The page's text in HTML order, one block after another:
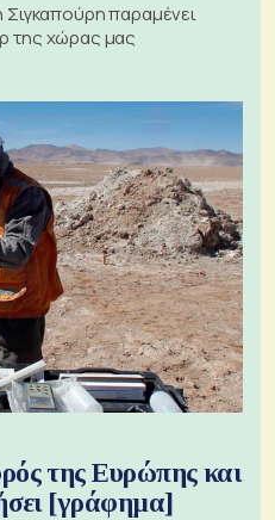
Σιγκαπούρη παραμένει
της χώρας μας
της Ευρώπης και
[γράφημα]